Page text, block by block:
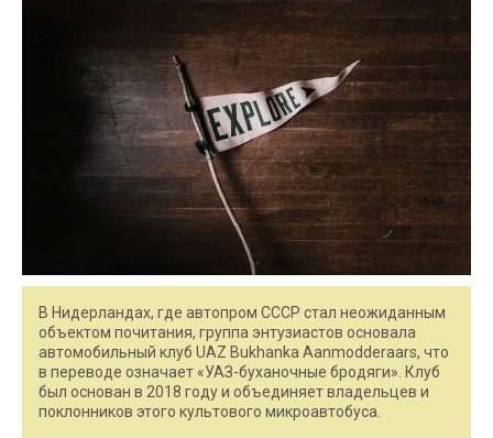
В Нидерландах, где автопром СССР стал неожиданным
объектом почитания, группа энтузиастов основала
автомобильный клуб UAZ Bukhanka Aanmodderaars, что
в переводе означает «УАЗ-буханочные бродяги». Клуб
был основан в 2018 году и объединяет владельцев и
поклонников этого культового микроавтобуса.